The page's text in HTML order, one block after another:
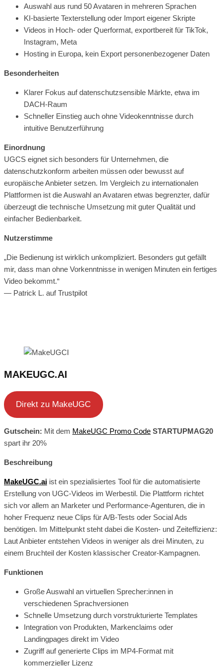
Auswahl aus rund 50 Avataren in mehreren Sprachen
KI-basierte Texterstellung oder Import eigener Skripte
Videos in Hoch- oder Querformat, exportbereit für TikTok,
Instagram, Meta
Hosting in Europa, kein Export personenbezogener Daten
Besonderheiten
Klarer Fokus auf datenschutzsensible Märkte, etwa im
DACH-Raum
Schneller Einstieg auch ohne Videokenntnisse durch
intuitive Benutzerführung
Einordnung
UGCS eignet sich besonders für Unternehmen, die
datenschutzkonform arbeiten müssen oder bewusst auf
europäische Anbieter setzen. Im Vergleich zu internationalen
Plattformen ist die Auswahl an Avataren etwas begrenzter, dafür
überzeugt die technische Umsetzung mit guter Qualität und
einfacher Bedienbarkeit.
Nutzerstimme
„Die Bedienung ist wirklich unkompliziert. Besonders gut gefällt
mir, dass man ohne Vorkenntnisse in wenigen Minuten ein fertiges
Video bekommt.“
— Patrick L. auf Trustpilot
MAKEUGC.AI
Direkt zu MakeUGC
Gutschein: Mit dem MakeUGC Promo Code STARTUPMAG20
spart ihr 20%
Beschreibung
MakeUGC.ai ist ein spezialisiertes Tool für die automatisierte
Erstellung von UGC-Videos im Werbestil. Die Plattform richtet
sich vor allem an Marketer und Performance-Agenturen, die in
hoher Frequenz neue Clips für A/B-Tests oder Social Ads
benötigen. Im Mittelpunkt steht dabei die Kosten- und Zeiteffizienz:
Laut Anbieter entstehen Videos in weniger als drei Minuten, zu
einem Bruchteil der Kosten klassischer Creator-Kampagnen.
Funktionen
Große Auswahl an virtuellen Sprecher:innen in
verschiedenen Sprachversionen
Schnelle Umsetzung durch vorstrukturierte Templates
Integration von Produkten, Markenclaims oder
Landingpages direkt im Video
Zugriff auf generierte Clips im MP4-Format mit
kommerzieller Lizenz